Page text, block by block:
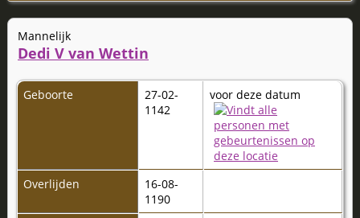
Mannelijk
Dedi V van Wettin
Geboorte
27-02-
1142
voor deze datum
Overlijden
16-08-
1190